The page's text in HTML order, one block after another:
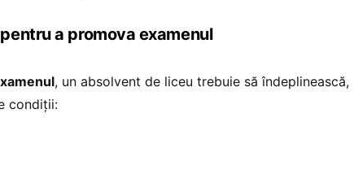
a promova examenul
, un absolvent de liceu trebuie să îndeplinească,
condiții: